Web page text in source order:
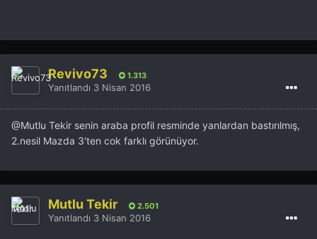
Revivo73 1.313
Yanıtlandı 3 Nisan 2016
@Mutlu Tekir senin araba profil resminde yanlardan bastırılmış,
2.nesil Mazda 3'ten cok farklı görünüyor.
Mutlu Tekir 2.501
Yanıtlandı 3 Nisan 2016